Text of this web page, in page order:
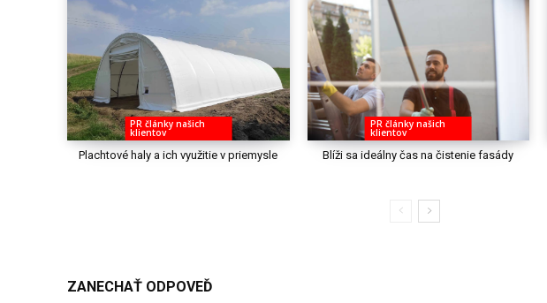
PR články našich
klientov
Plachtové haly a ich využitie v priemysle
PR články našich
klientov
Blíži sa ideálny čas na čistenie fasády
ZANECHAŤ ODPOVEĎ